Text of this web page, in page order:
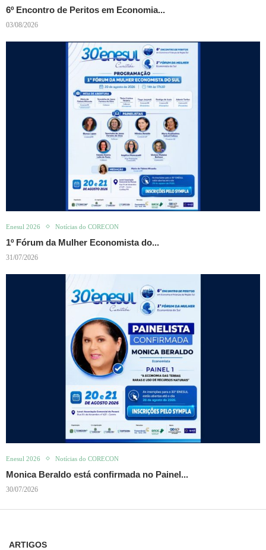
6º Encontro de Peritos em Economia...
03/08/2026
Enesul 2026 Notícias do CORECON
1º Fórum da Mulher Economista do...
31/07/2026
Enesul 2026 Notícias do CORECON
Monica Beraldo está confirmada no Painel...
30/07/2026
ARTIGOS